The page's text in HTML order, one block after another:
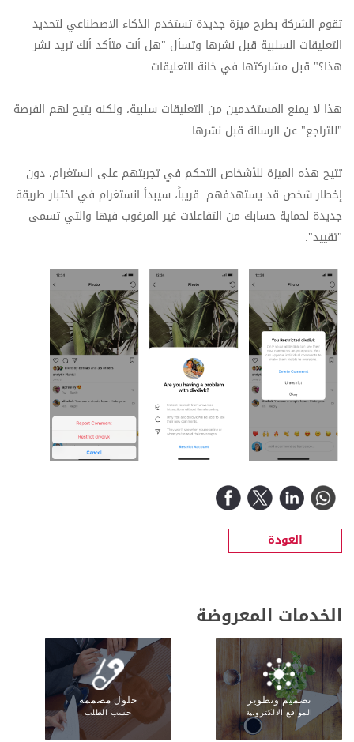
تقوم الشركة بطرح ميزة جديدة تستخدم الذكاء الاصطناعي لتحديد
التعليقات السلبية قبل نشرها وتسأل "هل أنت متأكد أنك تريد نشر
هذا؟" قبل مشاركتها في خانة التعليقات.
هذا لا يمنع المستخدمين من التعليقات سلبية، ولكنه يتيح لهم الفرصة
"للتراجع" عن الرسالة قبل نشرها.
تتيح هذه الميزة للأشخاص التحكم في تجربتهم على انستغرام، دون
إخطار شخص قد يستهدفهم. قريباً، سيبدأ انستغرام في اختبار طريقة
جديدة لحماية حسابك من التفاعلات غير المرغوب فيها والتي تسمى
"تقييد".
العودة
الخدمات المعروضة
تصميم وتطوير
المواقع الالكترونية
حلول مصممة
حسب الطلب